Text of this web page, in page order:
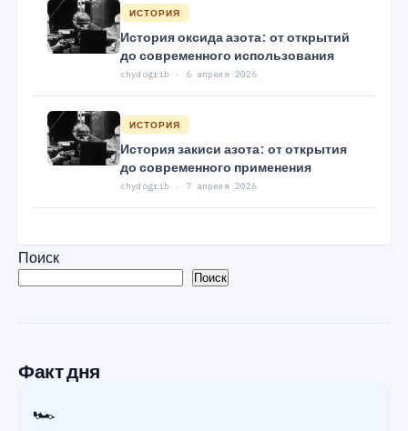
ИСТОРИЯ
История оксида азота: от открытий
до современного использования
chydogrib · 6 апреля 2026
ИСТОРИЯ
История закиси азота: от открытия
до современного применения
chydogrib · 7 апреля 2026
Поиск
Поиск
Факт дня
🏎